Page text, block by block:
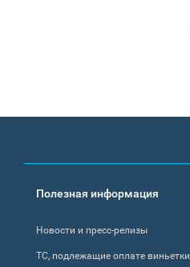
Footer
Полезная информация
Новости и пресс-релизы
ТС, подлежащие оплате виньетки